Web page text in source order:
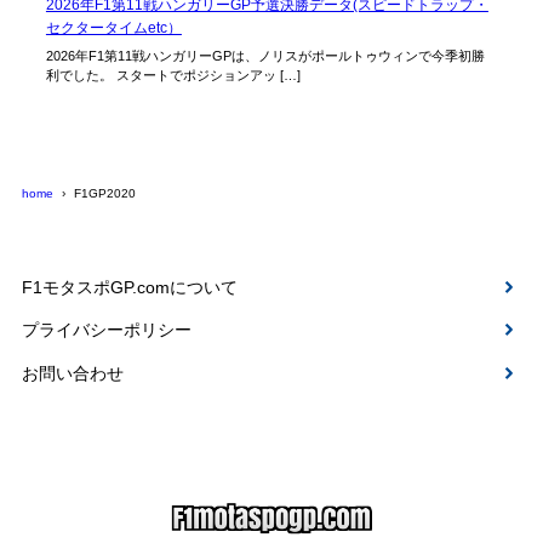
2026年F1第11戦ハンガリーGP予選決勝データ(スピードトラップ・
セクタータイムetc）
2026年F1第11戦ハンガリーGPは、ノリスがポールトゥウィンで今季初勝
利でした。 スタートでポジションアッ […]
home F1GP2020
F1モタスポGP.comについて
プライバシーポリシー
お問い合わせ